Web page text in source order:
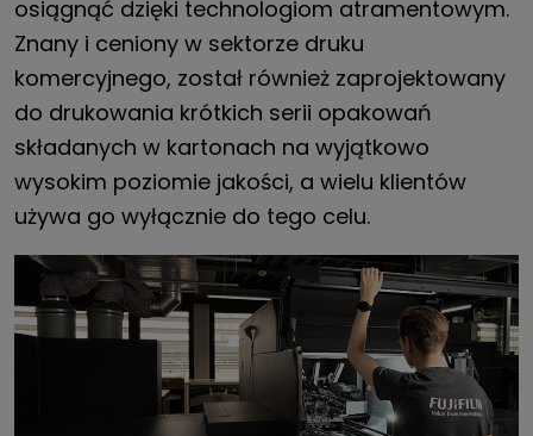
osiągnąć dzięki technologiom atramentowym.
Znany i ceniony w sektorze druku
komercyjnego, został również zaprojektowany
do drukowania krótkich serii opakowań
składanych w kartonach na wyjątkowo
wysokim poziomie jakości, a wielu klientów
używa go wyłącznie do tego celu.